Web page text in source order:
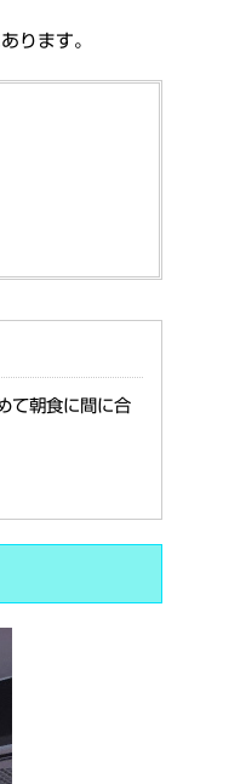
ります。
て朝食に間に合